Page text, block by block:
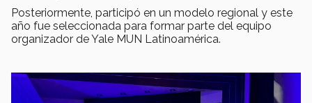
Posteriormente, participó en un modelo regional y este
año fue seleccionada para formar parte del equipo
organizador de Yale MUN Latinoamérica.